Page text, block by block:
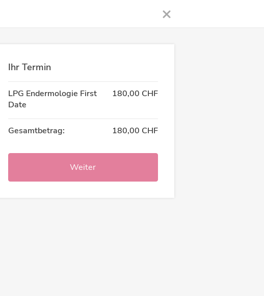
Ihr Termin
LPG Endermologie First
Date
180,00 CHF
Gesamtbetrag: 180,00 CHF
Weiter